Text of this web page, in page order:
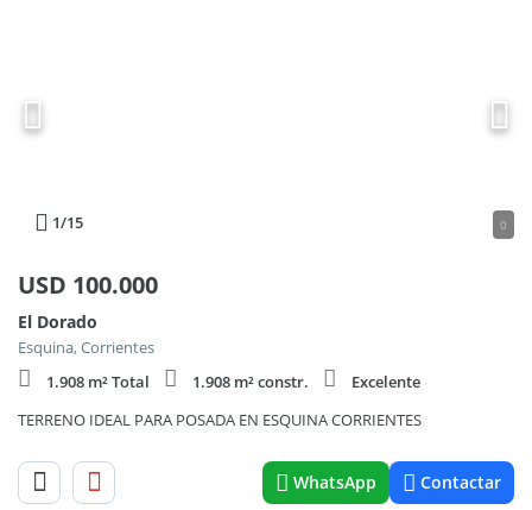
1/15 0
USD 100.000
El Dorado
Esquina, Corrientes
1.908 m² Total
1.908 m² constr.
Excelente
TERRENO IDEAL PARA POSADA EN ESQUINA CORRIENTES
WhatsApp Contactar